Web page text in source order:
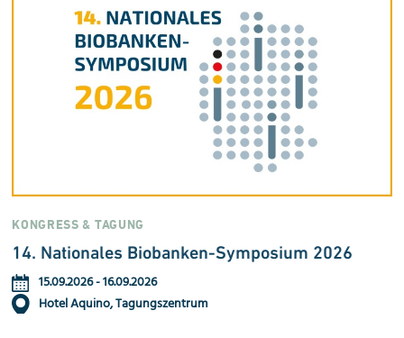
KONGRESS & TAGUNG
14. Nationales Biobanken-Sym­po­sium 2026
15.09.2026-16.09.2026
Hotel Aquino, Tagungszentrum